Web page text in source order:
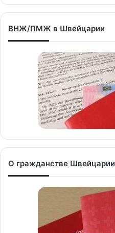
ВНЖ/ПМЖ в Швейцарии
О гражданстве Швейцарии